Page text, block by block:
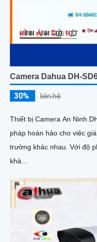
Camera Dahua DH-
30% liên hệ
Thiết bị Camera An Ninh
pháp hoàn hảo cho việc
trường khác nhau. Với độ phân giải cao lên đến 2 megapixel và
khả...